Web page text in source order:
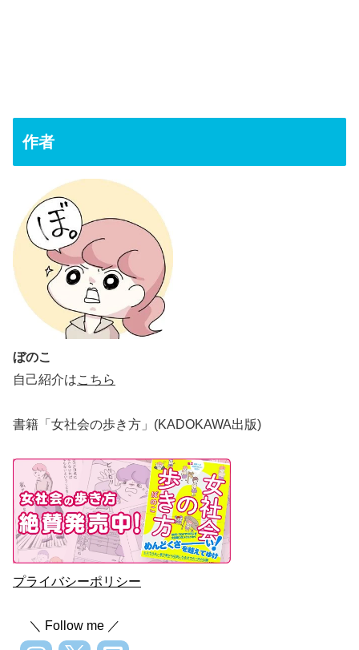
作者
ぼのこ
自己紹介はこちら
書籍「女社会の歩き方」(KADOKAWA出版)
プライバシーポリシー
＼ Follow me ／